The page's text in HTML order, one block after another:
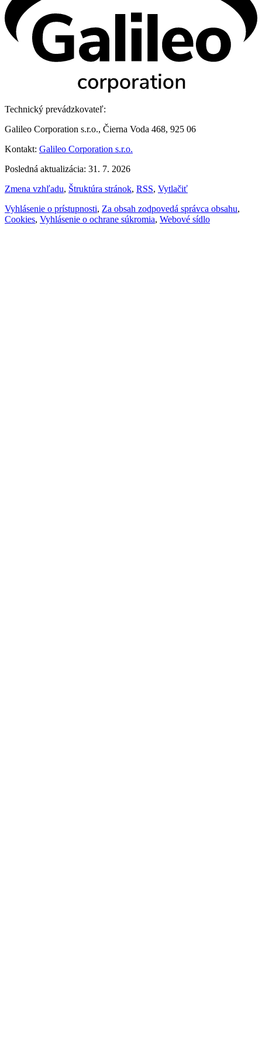
Technický prevádzkovateľ:
Galileo Corporation s.r.o., Čierna Voda 468, 925 06
Kontakt: Galileo Corporation s.r.o.
Posledná aktualizácia: 31. 7. 2026
Zmena vzhľadu, Štruktúra stránok, RSS, Vytlačiť
Vyhlásenie o prístupnosti, Za obsah zodpovedá správca obsahu,
Cookies, Vyhlásenie o ochrane súkromia, Webové sídlo